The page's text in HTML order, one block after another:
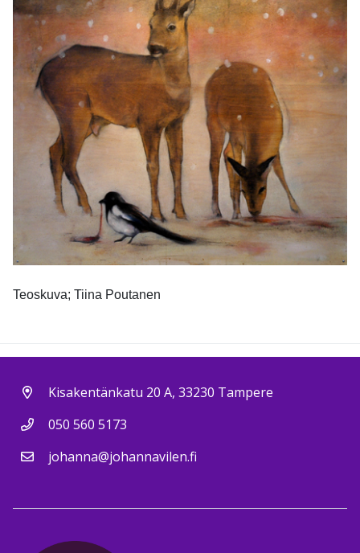
Teoskuva; Tiina Poutanen
Kisakentänkatu 20 A, 33230 Tampere
050 560 5173
johanna@johannavilen.fi